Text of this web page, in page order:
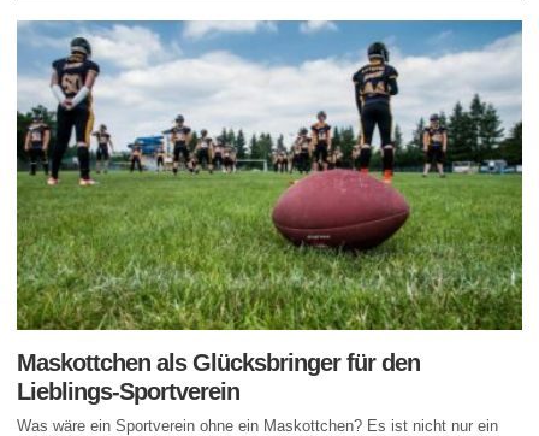
Maskottchen als Glücksbringer für den
Lieblings-Sportverein
Was wäre ein Sportverein ohne ein Maskottchen? Es ist nicht nur ein